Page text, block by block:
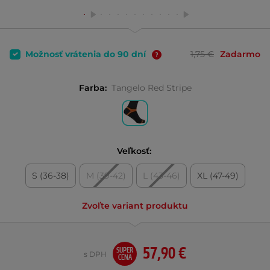
Možnosť vrátenia do 90 dní 1,75 € Zadarmo
Farba: Tangelo Red Stripe
Veľkosť:
S (36-38) M (39-42) L (43-46) XL (47-49)
Zvoľte variant produktu
57,90 €
s DPH
SUPER
CENA